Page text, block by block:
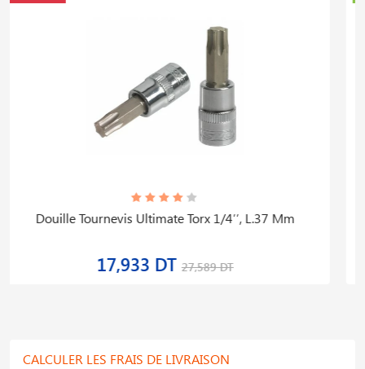
Pince à Circlips® Extérieur Coudée à 90°, L.165 Mm
76,648 DT117,921 DT
CALCULER LES FRAIS DE LIVRAISON